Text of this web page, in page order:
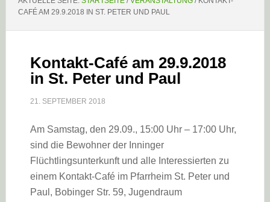
CAFÉ AM 29.9.2018 IN ST. PETER UND PAUL
Kontakt-Café am 29.9.2018
in St. Peter und Paul
21. SEPTEMBER 2018
Am Samstag, den 29.09., 15:00 Uhr – 17:00 Uhr,
sind die Bewohner der Inninger
Flüchtlingsunterkunft und alle Interessierten zu
einem Kontakt-Café im Pfarrheim St. Peter und
Paul, Bobinger Str. 59, Jugendraum